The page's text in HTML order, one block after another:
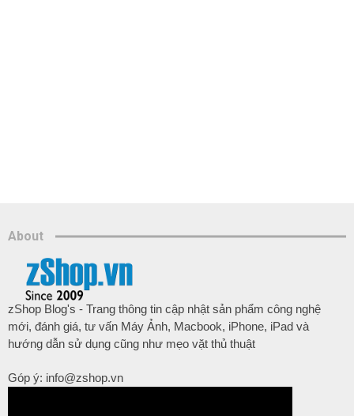
About
zShop Blog's - Trang thông tin cập nhật sản phẩm công nghệ
mới, đánh giá, tư vấn Máy Ảnh, Macbook, iPhone, iPad và
hướng dẫn sử dụng cũng như mẹo vặt thủ thuật
Góp ý: info@zshop.vn